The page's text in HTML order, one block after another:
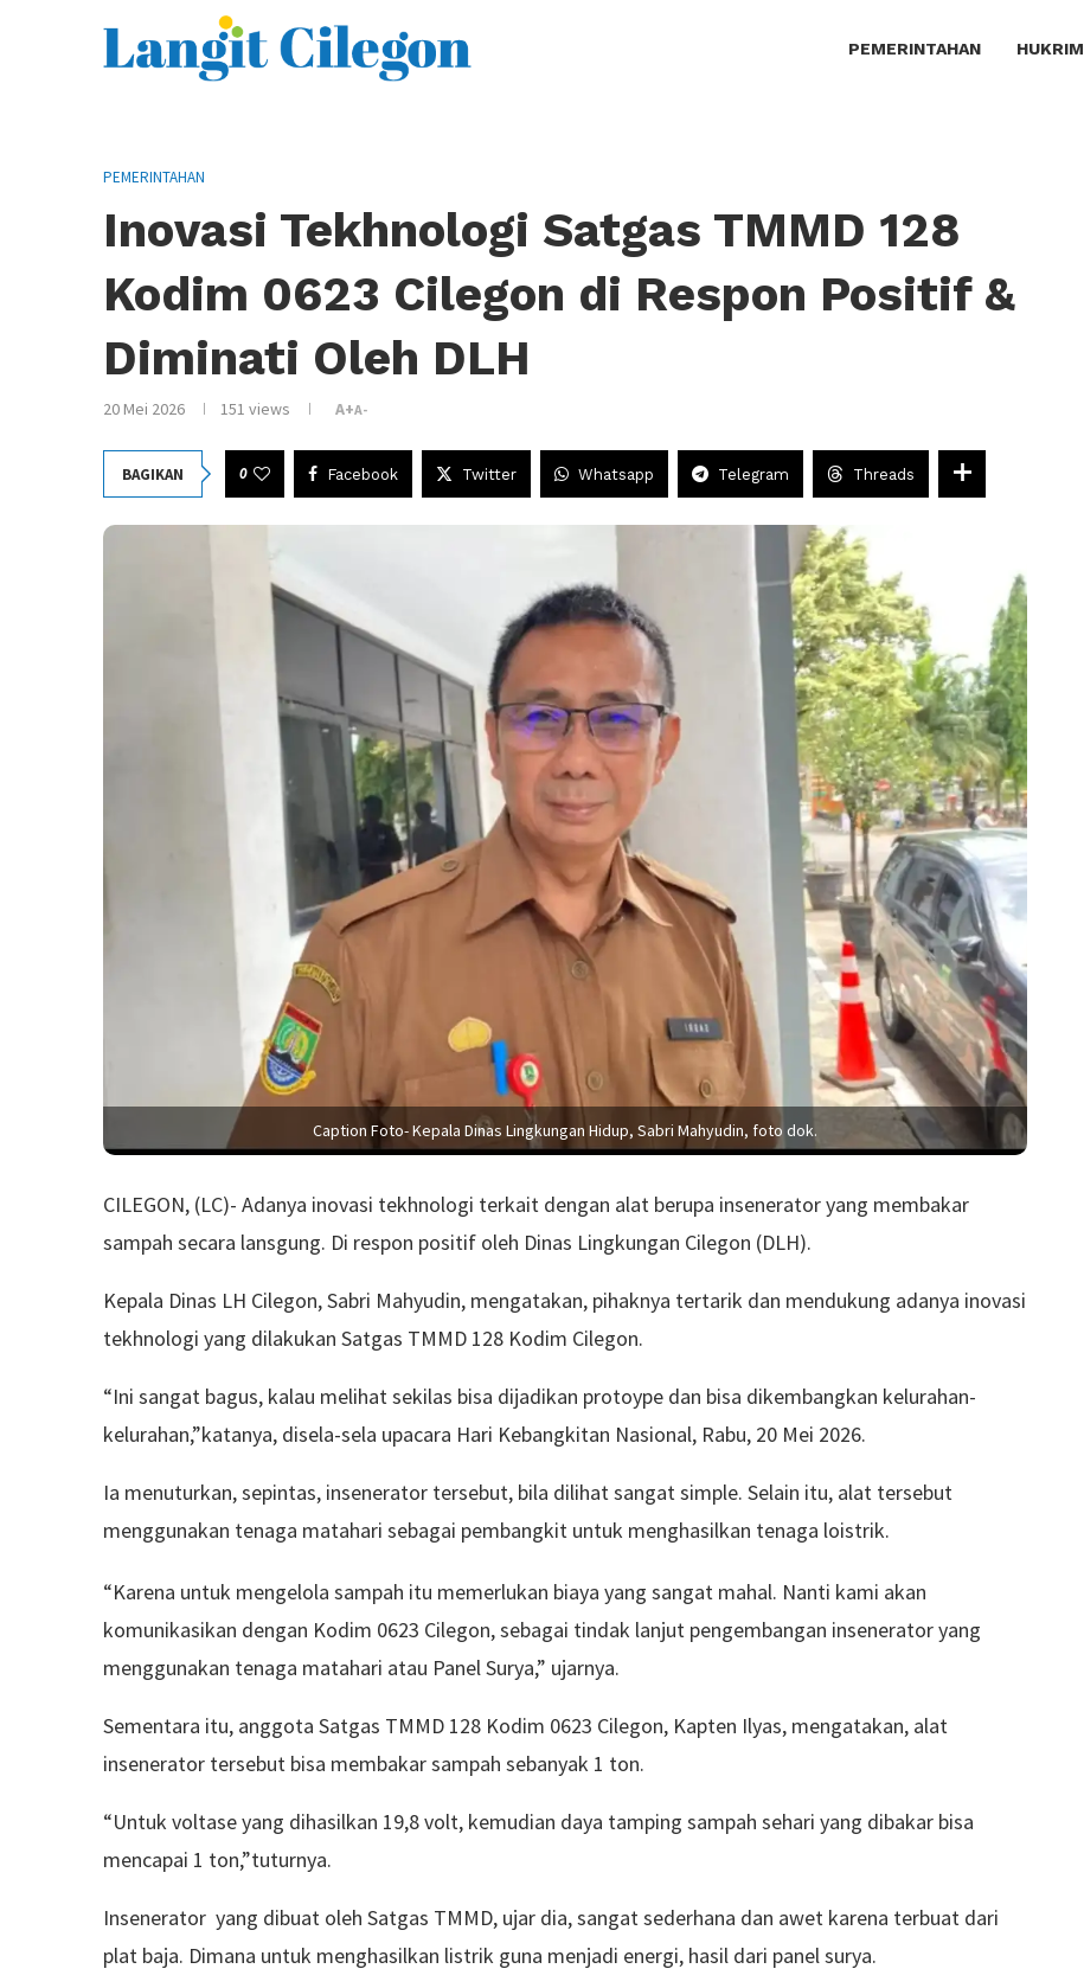
PEMERINTAHAN HUKRIM
PEMERINTAHAN
Inovasi Tekhnologi Satgas TMMD 128
Kodim 0623 Cilegon di Respon Positif &
Diminati Oleh DLH
20 Mei 2026 151 views A+A-
BAGIKAN 0 Facebook Twitter Whatsapp Telegram Threads
Caption Foto- Kepala Dinas Lingkungan Hidup, Sabri Mahyudin, foto dok.
CILEGON, (LC)- Adanya inovasi tekhnologi terkait dengan alat berupa insenerator yang membakar
sampah secara lansgung. Di respon positif oleh Dinas Lingkungan Cilegon (DLH).
Kepala Dinas LH Cilegon, Sabri Mahyudin, mengatakan, pihaknya tertarik dan mendukung adanya inovasi
tekhnologi yang dilakukan Satgas TMMD 128 Kodim Cilegon.
“Ini sangat bagus, kalau melihat sekilas bisa dijadikan protoype dan bisa dikembangkan kelurahan-
kelurahan,”katanya, disela-sela upacara Hari Kebangkitan Nasional, Rabu, 20 Mei 2026.
Ia menuturkan, sepintas, insenerator tersebut, bila dilihat sangat simple. Selain itu, alat tersebut
menggunakan tenaga matahari sebagai pembangkit untuk menghasilkan tenaga loistrik.
“Karena untuk mengelola sampah itu memerlukan biaya yang sangat mahal. Nanti kami akan
komunikasikan dengan Kodim 0623 Cilegon, sebagai tindak lanjut pengembangan insenerator yang
menggunakan tenaga matahari atau Panel Surya,” ujarnya.
Sementara itu, anggota Satgas TMMD 128 Kodim 0623 Cilegon, Kapten Ilyas, mengatakan, alat
insenerator tersebut bisa membakar sampah sebanyak 1 ton.
“Untuk voltase yang dihasilkan 19,8 volt, kemudian daya tamping sampah sehari yang dibakar bisa
mencapai 1 ton,”tuturnya.
Insenerator yang dibuat oleh Satgas TMMD, ujar dia, sangat sederhana dan awet karena terbuat dari
plat baja. Dimana untuk menghasilkan listrik guna menjadi energi, hasil dari panel surya.